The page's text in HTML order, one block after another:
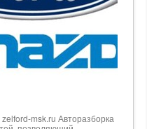
Авторазборка